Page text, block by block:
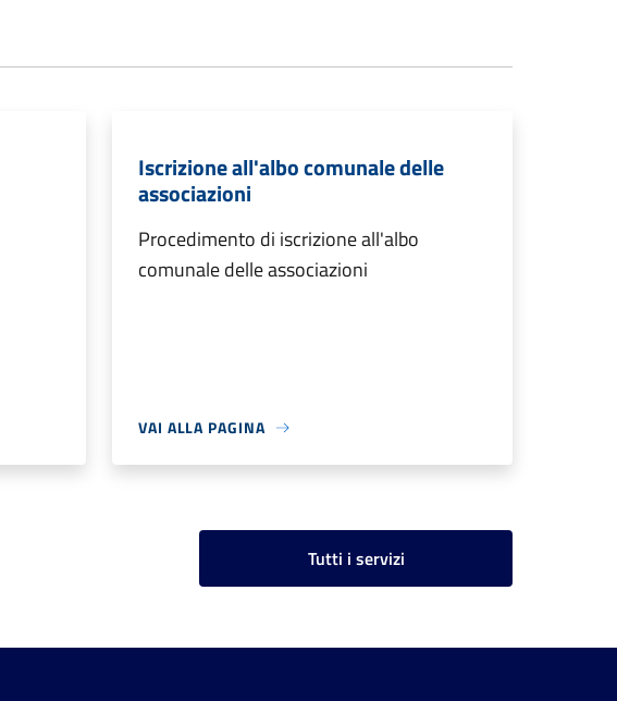
Iscrizione all'albo comunale delle
associazioni
Procedimento di iscrizione all'albo
comunale delle associazioni
VAI ALLA PAGINA
Tutti i servizi